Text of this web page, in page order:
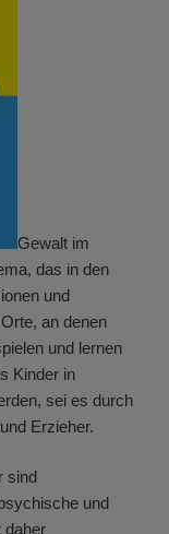
Gewalt im
das in den
und
an denen
und lernen
Kinder in
sei es durch
Erzieher.
sind
und
daher